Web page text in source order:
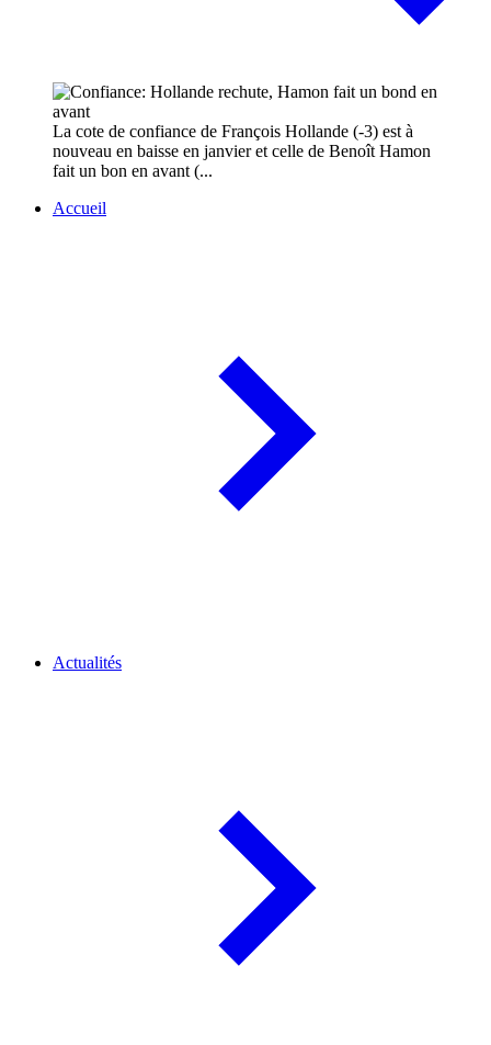
La cote de confiance de François Hollande (-3) est à
nouveau en baisse en janvier et celle de Benoît Hamon
fait un bon en avant (...
Accueil
Actualités